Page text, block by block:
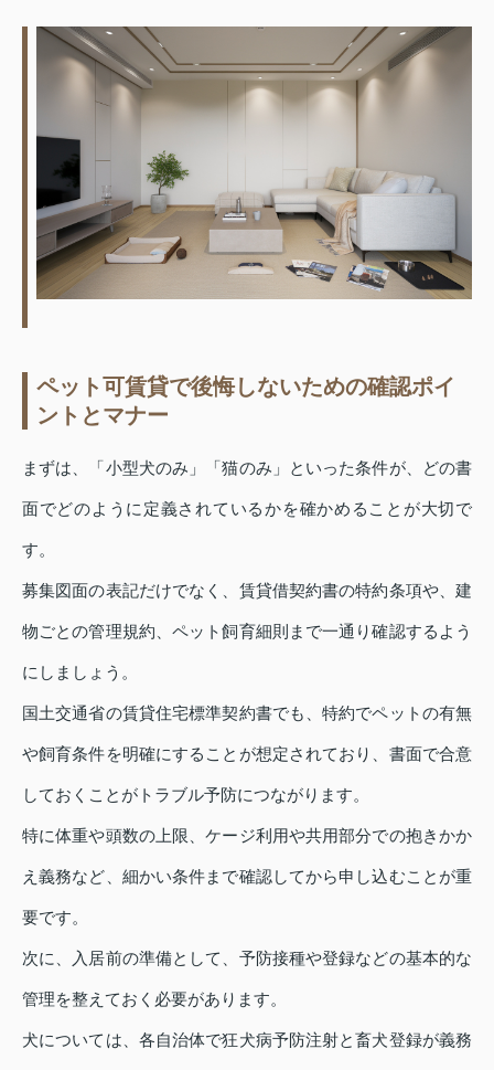
ペット可賃貸で後悔しないための確認ポイ
ントとマナー
まずは、「小型犬のみ」「猫のみ」といった条件が、どの書
面でどのように定義されているかを確かめることが大切で
す。
募集図面の表記だけでなく、賃貸借契約書の特約条項や、建
物ごとの管理規約、ペット飼育細則まで一通り確認するよう
にしましょう。
国土交通省の賃貸住宅標準契約書でも、特約でペットの有無
や飼育条件を明確にすることが想定されており、書面で合意
しておくことがトラブル予防につながります。
特に体重や頭数の上限、ケージ利用や共用部分での抱きかか
え義務など、細かい条件まで確認してから申し込むことが重
要です。
次に、入居前の準備として、予防接種や登録などの基本的な
管理を整えておく必要があります。
犬については、各自治体で狂犬病予防注射と畜犬登録が義務